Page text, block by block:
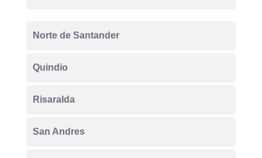
Norte de Santander
Quindio
Risaralda
San Andres